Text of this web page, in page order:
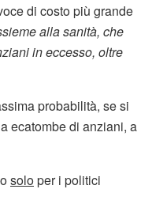
di costo più grande
alla sanità, che
in eccesso, oltre
probabilità, se si
ecatombe di anziani, a
soloper i politici